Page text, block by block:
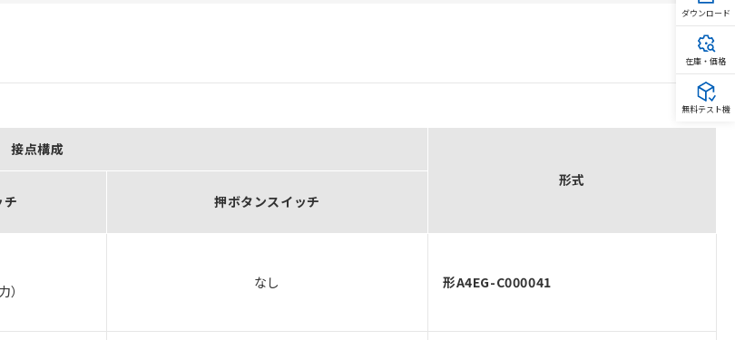
接点構成
形式
チ 押ボタンスイッチ
）
なし 形A4EG-C000041
ダウンロード
在庫・価格
無料テスト機